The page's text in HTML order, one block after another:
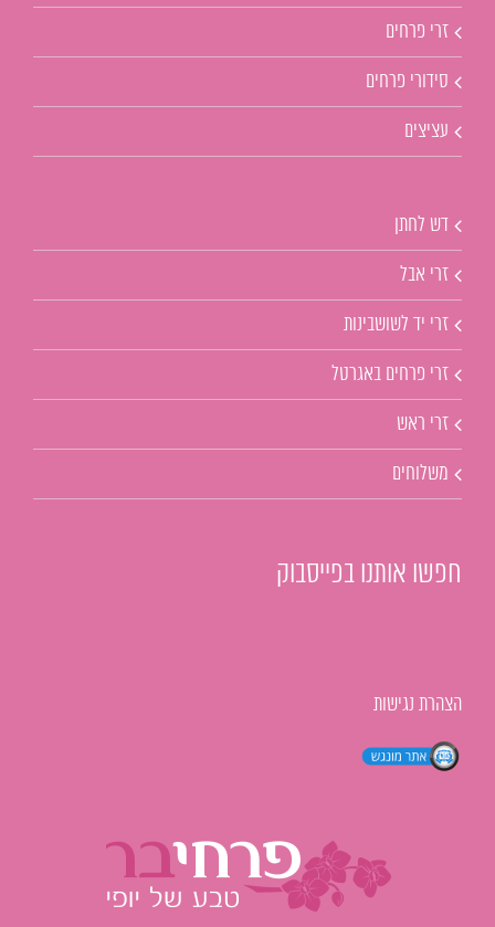
זרי פרחים
סידורי פרחים
עציצים
דש לחתן
זרי אבל
זרי יד לשושבינות
זרי פרחים באגרטל
זרי ראש
משלוחים
חפשו אותנו בפייסבוק
הצהרת נגישות